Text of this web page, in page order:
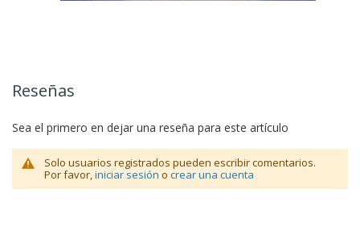
Reseñas
Sea el primero en dejar una reseña para este artículo
Solo usuarios registrados pueden escribir comentarios.
Por favor,iniciar sesión o crear una cuenta